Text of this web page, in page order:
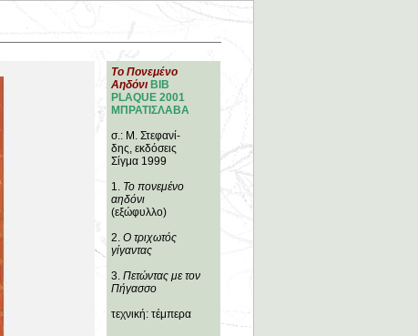
Το Πονεμένο
Αηδόνι BIB
PLAQUE 2001
ΜΠΡΑΤΙΣΛΑΒΑ
σ.: Μ. Στεφανί-
δης, εκδόσεις
Σίγμα 1999
1. Το πονεμένο
αηδόνι
(εξώφυλλο)
2. Ο τριχωτός
γίγαντας
3. Πετώντας με τον
Πήγασσο
τεχνική: τέμπερα